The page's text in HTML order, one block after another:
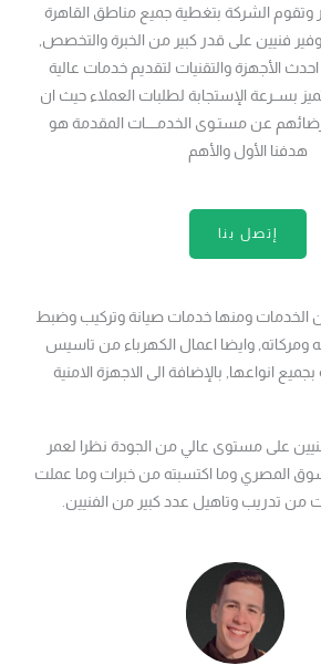
وتقوم الشركة بتغطية جميع مناطق القاهرة
فنيين على قدر كبير من الخبرة والتخصص,
الأجهزة والتقنيات لتقديم خدمات عالية
بســرعة الإستجابة لطلبات العملاء حيث ان
عن مستـوى الخدمـــــات المقدمة هو
هدفنا الأول والأهم
إتصل بنا
الخدمات ومنها خدمات صيانة وتركيب وضبط
ومركاته, وايضا اعمال الكهرباء من تاسيس
انواعها, بالإضافة الى الاجهزة الامنية
على مستوى عالي من الجودة نظرا لعمر
المصري وما اكتسبته من خبرات وما عملت
من تدريب وتاهيل عدد كبير من الفنيين.